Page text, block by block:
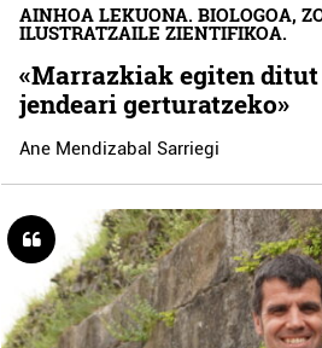
AINHOA LEKUONA. BIOLOGOA,
ILUSTRATZAILE ZIENTIFIKOA.
«Marrazkiak egiten
jendeari gerturatzeko»
Ane Mendizabal Sarriegi